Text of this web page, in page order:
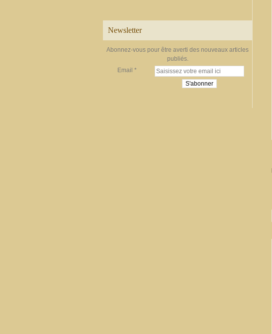
Newsletter
Abonnez-vous pour être averti des nouveaux articles
publiés.
Email